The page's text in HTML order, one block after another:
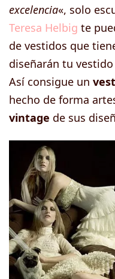
excelencia«, solo
Teresa Helbig te
de vestidos que
diseñarán tu
Así consigue un
hecho de forma
vintage de sus